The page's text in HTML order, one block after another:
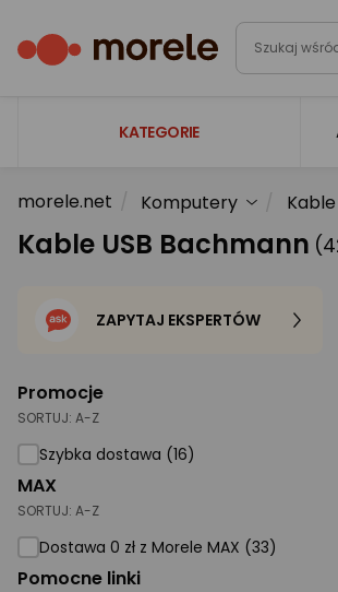
KATEGORIE
Laptopy
Komputery
Gaming
Telewizory i audio
Foto i kamery
AGD duże
Dom i ogród
morele.net Komputery
Kable USB Bachmann
Promocje
SORTUJ: A-Z
Szybka dostawa (16)
MAX
SORTUJ: A-Z
Dostawa 0 zł z Morele MAX (33)
Pomocne linki
ZAPYTAJ EKSPERTÓW